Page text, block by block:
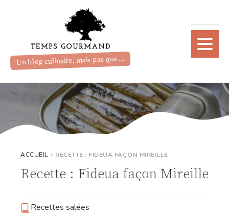
Un blog culinaire, mais pas que...
ACCUEIL> RECETTE : FIDEUA FAÇON MIREILLE
Recette : Fideua façon Mireille
Recettes salées